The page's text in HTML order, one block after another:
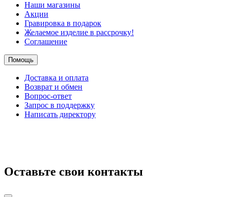
Наши магазины
Акции
Гравировка в подарок
Желаемое изделие в рассрочку!
Соглашение
Помощь
Доставка и оплата
Возврат и обмен
Вопрос-ответ
Запрос в поддержку
Написать директору
Оставьте свои контакты